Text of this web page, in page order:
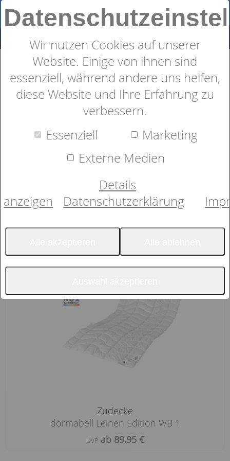
Wir nutzen Cookies auf unserer
Website. Einige von ihnen sind
essenziell, während andere uns helfen,
diese Website und Ihre Erfahrung zu
verbessern.
Essenziell
Marketing
Externe Medien
Details
anzeigen
Datenschutzerklärung
Alles rund ums Bett Zudecken 26Produkte
Zudecken &
Daunendecken: Naturhaar,
Faser und Manufaktur
erholsamen Schlaf die passende Zudecke
ausschlaggebend. Schließlich soll kein Frieren oder
Schwitzen die nächtliche Ruhephase stören.
Zudecke
dormabell Leinen Edition WB 1
UVPab 89,95 €